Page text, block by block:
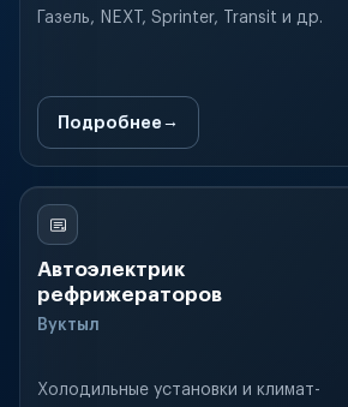
Газель, NEXT, Sprinter, Transit и др.
Подробнее
Автоэлектрик
рефрижераторов
Вуктыл
Холодильные установки и климат-